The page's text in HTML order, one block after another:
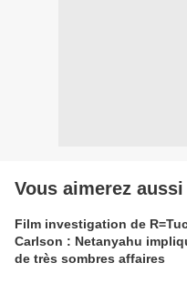
Vous aimerez aussi
Film investigation de
Carlson : Netanyahu
de très sombres affaires